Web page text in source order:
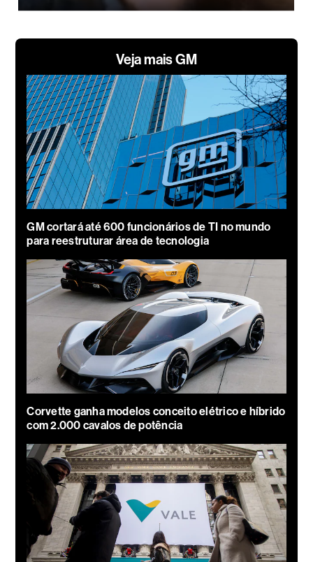
Veja mais GM
GM cortará até 600 funcionários de TI no mundo
para reestruturar área de tecnologia
Corvette ganha modelos conceito elétrico e híbrido
com 2.000 cavalos de potência